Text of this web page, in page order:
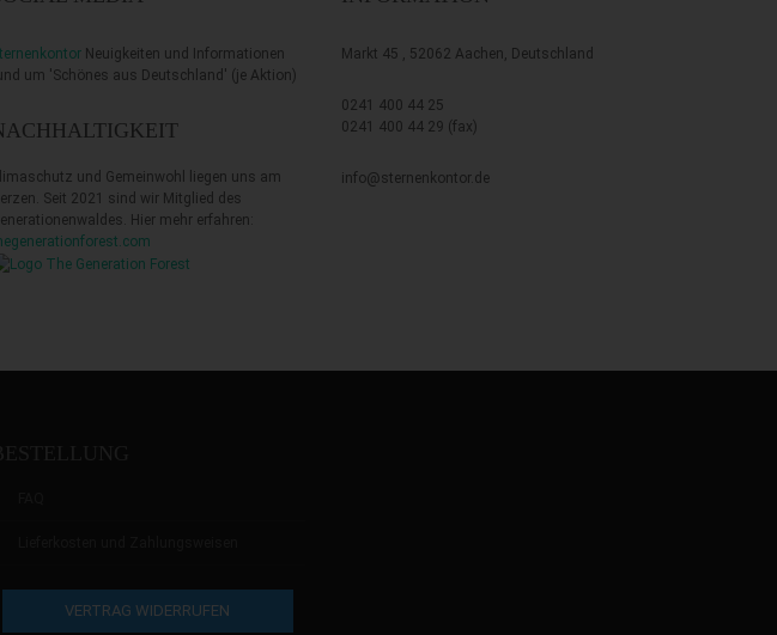
Neuigkeiten und Informationen
um 'Schönes aus Deutschland' (je Aktion)
und Gemeinwohl liegen uns am
Seit 2021 sind wir Mitglied des
Hier mehr erfahren:
Markt 45 , 52062 Aachen, Deutschland
0241 400 44 25
0241 400 44 29 (fax)
info@sternenkontor.de
VERTRAG WIDERRUFEN